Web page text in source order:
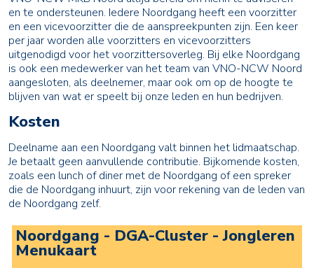
en te ondersteunen. Iedere Noordgang heeft een voorzitter
en een vicevoorzitter die de aanspreekpunten zijn. Een keer
per jaar worden alle voorzitters en vicevoorzitters
uitgenodigd voor het voorzittersoverleg. Bij elke Noordgang
is ook een medewerker van het team van VNO-NCW Noord
aangesloten, als deelnemer, maar ook om op de hoogte te
blijven van wat er speelt bij onze leden en hun bedrijven.
Kosten
Deelname aan een Noordgang valt binnen het lidmaatschap.
Je betaalt geen aanvullende contributie. Bijkomende kosten,
zoals een lunch of diner met de Noordgang of een spreker
die de Noordgang inhuurt, zijn voor rekening van de leden van
de Noordgang zelf.
Noordgang - DGA-Cluster - Jongleren
Menukaart